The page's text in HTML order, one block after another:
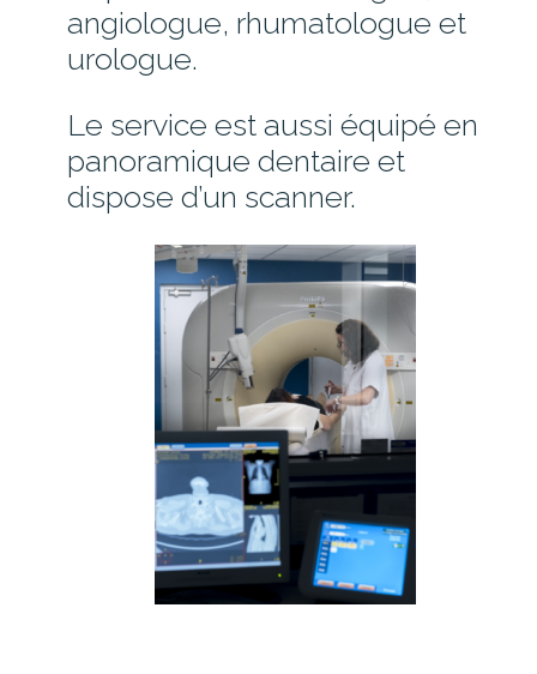
EHPAD CANDÉ
EHPAD OUDON
EHPAD VARADES
ESPACE VISITEUR
angiologue, rhumatologue et
urologue.
Le service est aussi équipé en
panoramique dentaire et
dispose d’un scanner.